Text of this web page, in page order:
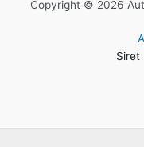
Copyright © 2026
Siret